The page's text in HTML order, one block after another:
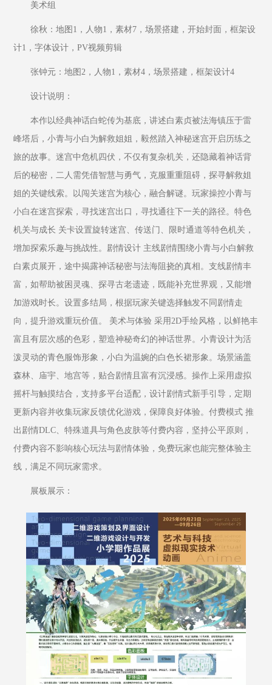
美术组
徐秋：地图1，人物1，素材7，场景搭建，开始封面，框架设
计1，字体设计，PV视频剪辑
张钟元：地图2，人物1，素材4，场景搭建，框架设计4
设计说明：
本作以经典神话白蛇传为基底，讲述白素贞被法海镇压于雷
峰塔后，小青与小白为解救姐姐，毅然踏入神秘迷宫开启历练之
旅的故事。迷宫中危机四伏，不仅有复杂机关，还隐藏着神话背
后的秘密，二人需凭借智慧与勇气，克服重重阻碍，探寻解救姐
姐的关键线索。以闯关迷宫为核心，融合解谜。玩家操控小青与
小白在迷宫探索，寻找迷宫出口，寻找通往下一关的路径。特色
机关与成长 关卡设置旋转迷宫、传送门、限时通道等特色机关，
增加探索乐趣与挑战性。剧情设计 主线剧情围绕小青与小白解救
白素贞展开，途中揭露神话秘密与法海阻挠的真相。支线剧情丰
富，如帮助被困灵魂、探寻古老遗迹，既能补充世界观，又能增
加游戏时长。设置多结局，根据玩家关键选择触发不同剧情走
向，提升游戏重玩价值。 美术与体验 采用2D手绘风格，以鲜艳丰
富且有层次感的色彩，塑造神秘奇幻的神话世界。小青设计为活
泼灵动的青色服饰形象，小白为温婉的白色长裙形象。场景涵盖
森林、庙宇、地宫等，贴合剧情且富有沉浸感。操作上采用虚拟
摇杆与触摸结合，支持多平台适配，设计剧情式新手引导，定期
更新内容并收集玩家反馈优化游戏，保障良好体验。付费模式 推
出剧情DLC、特殊道具与角色皮肤等付费内容，坚持公平原则，
付费内容不影响核心玩法与剧情体验，免费玩家也能完整体验主
线，满足不同玩家需求。
展板展示：